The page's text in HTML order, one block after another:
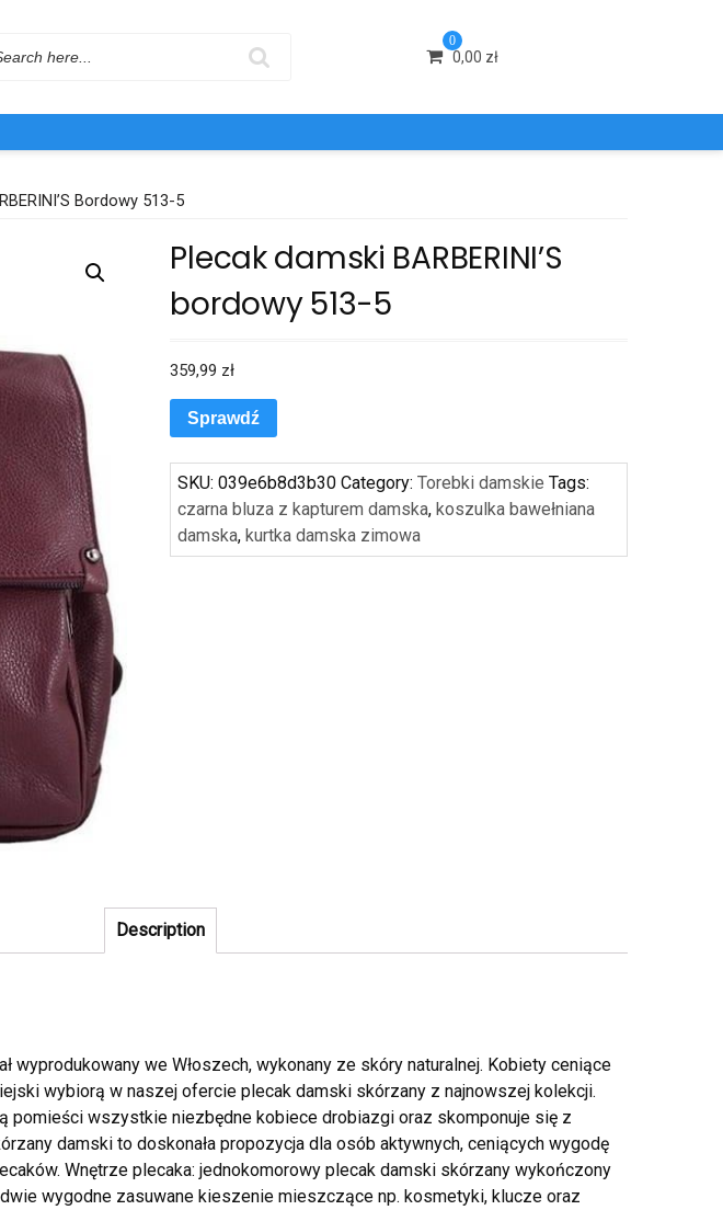
0
0,00 zł
Bordowy 513-5
Plecak damski BARBERINI’S
bordowy 513-5
359,99 zł
Sprawdź
SKU:039e6b8d3b30 Category:Torebki damskie Tags:
czarna bluza z kapturem damska,koszulka bawełniana
damska,kurtka damska zimowa
Description
wyprodukowany we Włoszech, wykonany ze skóry naturalnej. Kobiety ceniące
wybiorą w naszej ofercie plecak damski skórzany z najnowszej kolekcji.
pomieści wszystkie niezbędne kobiece drobiazgi oraz skomponuje się z
damski to doskonała propozycja dla osób aktywnych, ceniących wygodę
Wnętrze plecaka: jednokomorowy plecak damski skórzany wykończony
wygodne zasuwane kieszenie mieszczące np. kosmetyki, klucze oraz